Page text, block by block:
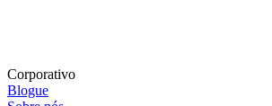
Corporativo
Blogue